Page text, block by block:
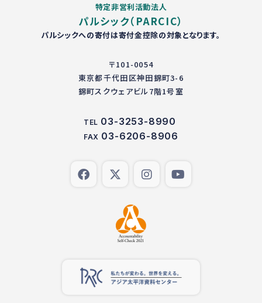
特定非営利活動法人
パルシック（PARCIC）
パルシックへの寄付は寄付金控除の対象となります。
〒101-0054
東京都千代田区神田錦町3-6
錦町スクウェアビル7階1号室
TEL 03-3253-8990
FAX 03-6206-8906